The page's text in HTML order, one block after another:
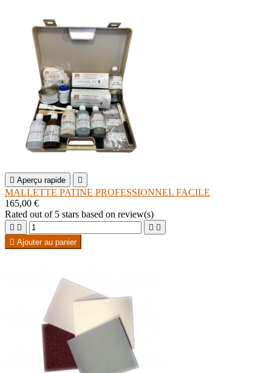
 Aperçu rapide 
MALLETTE PATINE PROFESSIONNEL FACILE
165,00 €
Rated out of 5 stars based on review(s)
   
 Ajouter au panier